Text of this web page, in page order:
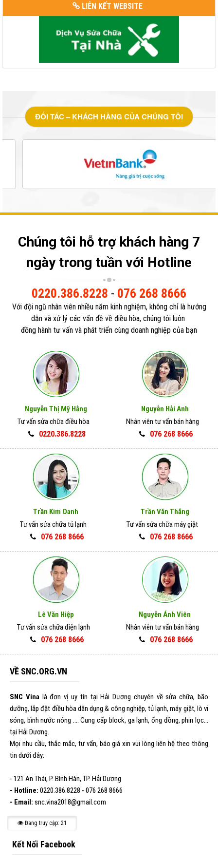
LIÊN KẾT WEBSITE
ĐỐI TÁC – KHÁCH HÀNG CỦA CHÚNG TÔI
Chúng tôi hỗ trợ khách hàng 7
ngày trong tuần với Hotline
0220.386.8228 - 076 268 8666
Với đội ngũ nhân viên nhiều năm kinh nghiệm, không chỉ là hướng
dẫn và xử lý các vấn đề về điều hòa, chúng tôi luôn
đồng hành tư vấn và phát triển cùng doanh nghiệp của bạn
Nguyễn Thị Mỹ Hằng
Tư vấn sửa chữa điều hòa
0220.386.8228
Nguyễn Hải Anh
Nhân viên tư vấn bán hàng
076 268 8666
Trần Kim Oanh
Tư vấn sửa chữa tủ lạnh
076 268 8666
Trần Văn Thắng
Tư vấn sửa chữa máy giặt
076 268 8666
Lê Văn Hiệp
Tư vấn sửa chữa điện lạnh
076 268 8666
Nguyễn Ánh Viên
Nhân viên tư vấn bán hàng
076 268 8666
VỀ SNC.ORG.VN
SNC Vinalà đơn vị uy tín tại Hải Dương chuyên về sửa chữa, bão
dưỡng, lắp đặt điều hòa dân dụng & công nghiệp, tủ lạnh, máy giặt, lò vi
sóng, bình nước nóng .... Cung cấp block, ga lạnh, ống đồng, phin lọc...
tại Hải Dương.
Mọi nhu cầu, thắc mắc, tư vấn, báo giá xin vui lòng liên hệ theo thông
tin dưới đây:
- 121 An Thái, P. Bình Hàn, TP. Hải Dương
- Hotline: 0220.386.8228 - 076 268 8666
- Email: snc.vina2018@gmail.com
Đang truy cập: 21
Kết Nối Facebook